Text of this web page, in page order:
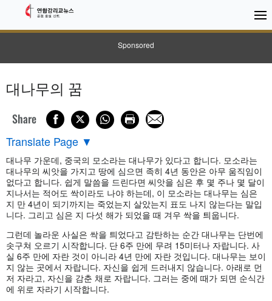
Sponsored
대나무의 꿈
Share
Translate Page ▼
대나무 가운데, 중국의 모소라는 대나무가 있다고 합니다. 모소라는
대나무의 씨앗을 가지고 땅에 심으면 족히 4년 동안은 아무 움직임이
없다고 합니다. 쉽게 말씀을 드린다면 씨앗을 심은 후 몇 주나 몇 달이
지나서는 적어도 싹이라도 나야 하는데, 이 모소라는 대나무는 심은
지 만 4년이 되기까지는 죽었는지 살았는지 표도 나지 않는다는 말입
니다. 그리고 심은 지 다섯 해가 되었을 때 겨우 싹을 틔웁니다.
그런데 놀라운 사실은 싹을 틔었다고 감탄하는 순간 대나무는 단번에
솟구쳐 오르기 시작합니다. 단 6주 만에 무려 15미터나 자랍니다. 사
실 6주 만에 자란 것이 아니라 4년 만에 자란 것입니다. 대나무는 보이
지 않는 곳에서 자랍니다. 자신을 쉽게 드러내지 않습니다. 아래로 먼
저 자라고, 자신을 감춘 채로 자랍니다. 그러는 중에 때가 되면 순식간
에 위로 자라기 시작합니다.